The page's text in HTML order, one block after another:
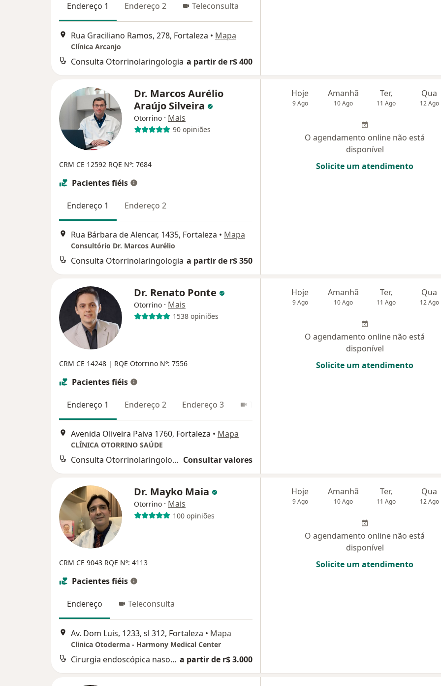
Endereço 1 Endereço 2 Teleconsulta
Rua Graciliano Ramos, 278, Fortaleza • Mapa
Clínica Arcanjo
Consulta Otorrinolaringologia a partir de r$ 400
Dr. Marcos Aurélio
Araújo Silveira
Otorrino · Mais
90 opiniões
CRM CE 12592 RQE Nº: 7684
Pacientes fiéis
Endereço 1 Endereço 2
Rua Bárbara de Alencar, 1435, Fortaleza • Mapa
Consultório Dr. Marcos Aurélio
Consulta Otorrinolaringologia a partir de r$ 350
Hoje
9 Ago
Amanhã
10 Ago
Ter,
11 Ago
Qua
12 Ago
O agendamento online não está
disponível
Solicite um atendimento
Dr. Renato Ponte
Otorrino · Mais
1538 opiniões
CRM CE 14248 | RQE Otorrino Nº: 7556
Pacientes fiéis
Endereço 1 Endereço 2 Endereço 3 Teleconsulta
Avenida Oliveira Paiva 1760, Fortaleza • Mapa
CLÍNICA OTORRINO SAÚDE
Consulta Otorrinolaringologia Consultar valores
Hoje
9 Ago
Amanhã
10 Ago
Ter,
11 Ago
Qua
12 Ago
O agendamento online não está
disponível
Solicite um atendimento
Dr. Mayko Maia
Otorrino · Mais
100 opiniões
CRM CE 9043 RQE Nº: 4113
Pacientes fiéis
Endereço Teleconsulta
Av. Dom Luis, 1233, sl 312, Fortaleza • Mapa
Clinica Otoderma - Harmony Medical Center
Cirurgia endoscópica nasossinusal a partir de r$ 3.000
Hoje
9 Ago
Amanhã
10 Ago
Ter,
11 Ago
Qua
12 Ago
O agendamento online não está
disponível
Solicite um atendimento